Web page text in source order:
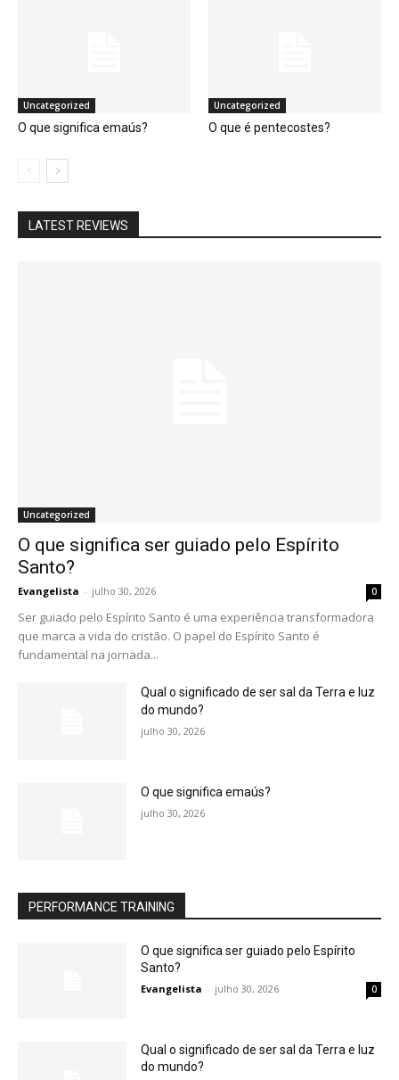
Uncategorized
O que significa emaús?
Uncategorized
O que é pentecostes?
LATEST REVIEWS
Uncategorized
O que significa ser guiado pelo Espírito
Santo?
Evangelista - julho 30, 2026 0
Ser guiado pelo Espírito Santo é uma experiência transformadora
que marca a vida do cristão. O papel do Espírito Santo é
fundamental na jornada...
Qual o significado de ser sal da Terra e luz
do mundo?
julho 30, 2026
O que significa emaús?
julho 30, 2026
PERFORMANCE TRAINING
O que significa ser guiado pelo Espírito
Santo?
Evangelista - julho 30, 2026 0
Qual o significado de ser sal da Terra e luz
do mundo?